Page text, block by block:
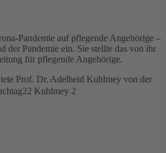
Pandemie auf pflegende Angehörige –
der Pandemie ein. Sie stellte das von ihr
für pflegende Angehörige.
Prof. Dr. Adelheid Kuhlmey von der